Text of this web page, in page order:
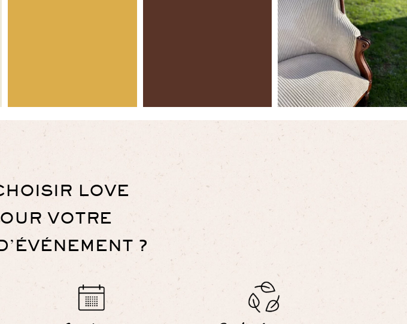
LOVE
VOTRE
?